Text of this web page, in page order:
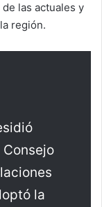
las actuales y
región.
Consejo
la